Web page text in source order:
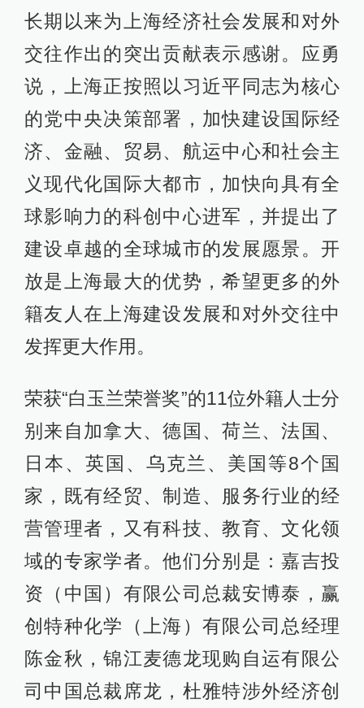
长期以来为上海经济社会发展和对外
交往作出的突出贡献表示感谢。应勇
说，上海正按照以习近平同志为核心
的党中央决策部署，加快建设国际经
济、金融、贸易、航运中心和社会主
义现代化国际大都市，加快向具有全
球影响力的科创中心进军，并提出了
建设卓越的全球城市的发展愿景。开
放是上海最大的优势，希望更多的外
籍友人在上海建设发展和对外交往中
发挥更大作用。
荣获“白玉兰荣誉奖”的11位外籍人士分
别来自加拿大、德国、荷兰、法国、
日本、英国、乌克兰、美国等8个国
家，既有经贸、制造、服务行业的经
营管理者，又有科技、教育、文化领
域的专家学者。他们分别是：嘉吉投
资（中国）有限公司总裁安博泰，赢
创特种化学（上海）有限公司总经理
陈金秋，锦江麦德龙现购自运有限公
司中国总裁席龙，杜雅特涉外经济创